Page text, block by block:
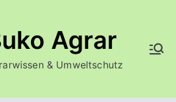
Agrar
& Umweltschutz